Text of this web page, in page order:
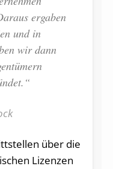
ergaben
und in
wir dann
über die
Lizenzen